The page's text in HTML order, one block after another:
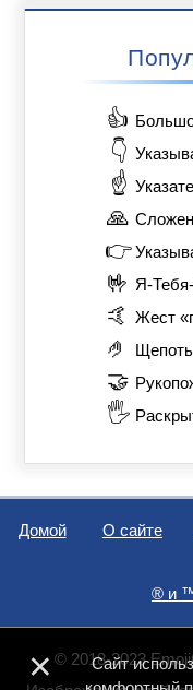
👍
👇
☝️
🙏
👉
🤟 Я-
🤙 Жест
🤌 Щепоть
🤝
🖐️
Домой О сайте
®️ и
© 2018-2023
×
Сайт